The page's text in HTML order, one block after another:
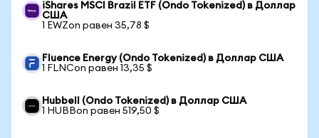
iShares MSCI Brazil ETF (Ondo Tokenized) в Доллар
США
1 EWZon равен 35,78 $
Fluence Energy (Ondo Tokenized) в Доллар США
1 FLNCon равен 13,35 $
Hubbell (Ondo Tokenized) в Доллар США
1 HUBBon равен 519,50 $